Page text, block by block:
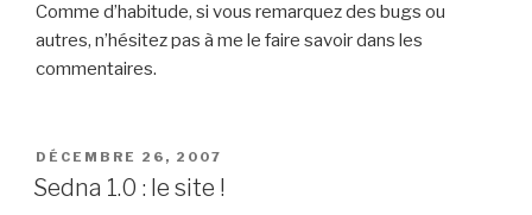
Comme d’habitude, si vous remarquez des bugs ou
autres, n’hésitez pas à me le faire savoir dans les
commentaires.
PUBLIÉ
LE
DÉCEMBRE 26, 2007
Sedna 1.0 : le site !